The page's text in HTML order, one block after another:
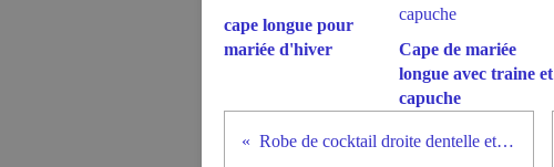
cape longue pour
mariée d'hiver
Cape de mariée
longue avec traine et
capuche
Robe de cocktail droite dentelle et étole kimono